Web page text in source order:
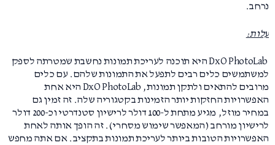
נרחב.
עלות:
DxO PhotoLab היא תוכנה לעריכת תמונות נחשבת שמטרתה לספק
למשתמשים כלים רבים לתפעל את התמונות שלהם. עם כלים
מרובים להתאים ולתקן תמונות, DxO PhotoLab היא אחת
האפשרויות החזקות יותר הזמינות בקטגוריה שלה. זה זמין גם
במחיר מוזל, מגיע מתחת ל-100 דולר לרישיון סטנדרטי וכ-200 דולר
לרישיון מורחב (המאפשר שימוש מסחרי). זה הופך אותה לאחת
האפשרויות הטובות ביותר לעריכת תמונות בתקציב. אם אתה מחפש